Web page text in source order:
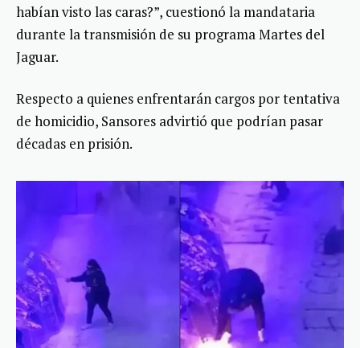
habían visto las caras?”, cuestionó la mandataria
durante la transmisión de su programa Martes del
Jaguar.
Respecto a quienes enfrentarán cargos por tentativa
de homicidio, Sansores advirtió que podrían pasar
décadas en prisión.